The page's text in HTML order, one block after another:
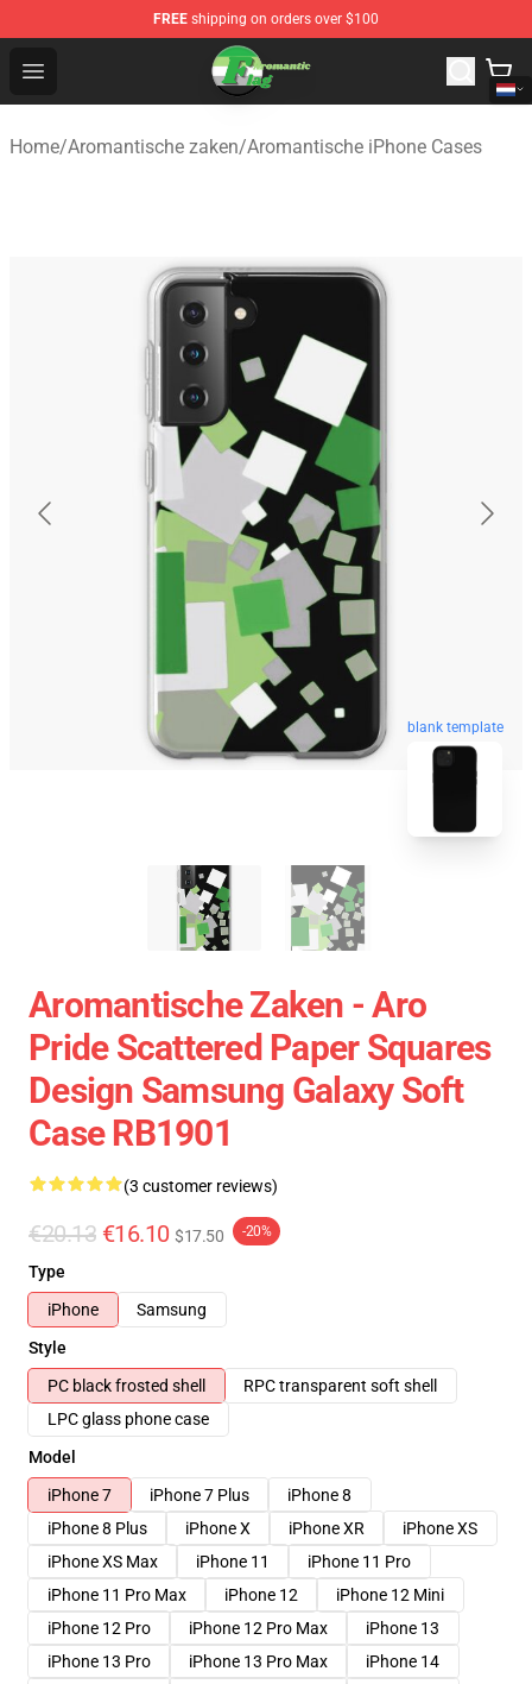
FREE shipping on orders over $100
Open menu
Aromantic Flag Shop - The Best Store of Aromantic Flag
Home/Aromantische zaken/Aromantische iPhone Cases
blank template
Aromantische Zaken - Aro
Pride Scattered Paper Squares
Design Samsung Galaxy Soft
Case RB1901
(3 customer reviews)
€20.13 €16.10 $17.50 -20%
Type
iPhone
Samsung
Style
PC black frosted shell
RPC transparent soft shell
LPC glass phone case
Model
iPhone 7
iPhone 7 Plus
iPhone 8
iPhone 8 Plus
iPhone X iPhone XR
iPhone XS
iPhone XS Max
iPhone 11
iPhone 11 Pro
iPhone 11 Pro Max
iPhone 12
iPhone 12 Mini
iPhone 12 Pro
iPhone 12 Pro Max
iPhone 13
iPhone 13 Pro
iPhone 13 Pro Max
iPhone 14